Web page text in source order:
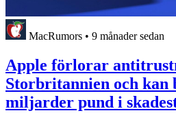
MacRumors • 9 månader sedan
Apple förlorar
Storbritannien och kan
miljarder pund i